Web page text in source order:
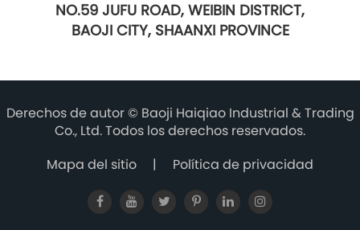
NO.59 JUFU ROAD, WEIBIN DISTRICT,
BAOJI CITY, SHAANXI PROVINCE
Derechos de autor © Baoji Haiqiao Industrial & Trading
Co., Ltd.Todos los derechos reservados.
Mapa del sitio | Política de privacidad